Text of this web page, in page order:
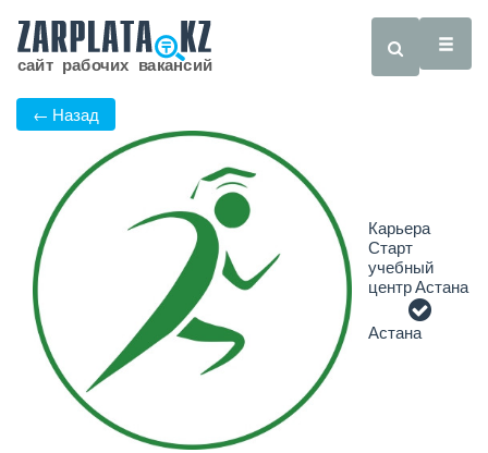
← Назад
Карьера
Старт
учебный
центр Астана
Астана